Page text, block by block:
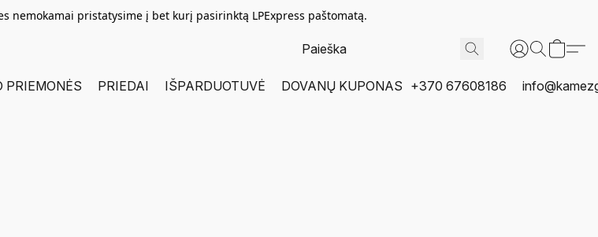
nemokamai pristatysime į bet kurį pasirinktą LPExpress paštomatą.
PRIEMONĖS PRIEDAI IŠPARDUOTUVĖ DOVANŲ KUPONAS +370 67608186